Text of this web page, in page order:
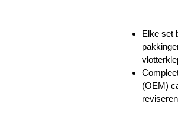
Elke set
(OEM)